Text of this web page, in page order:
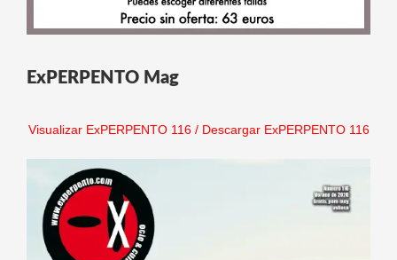
ExPERPENTO Mag
Visualizar ExPERPENTO 116/ Descargar ExPERPENTO 116